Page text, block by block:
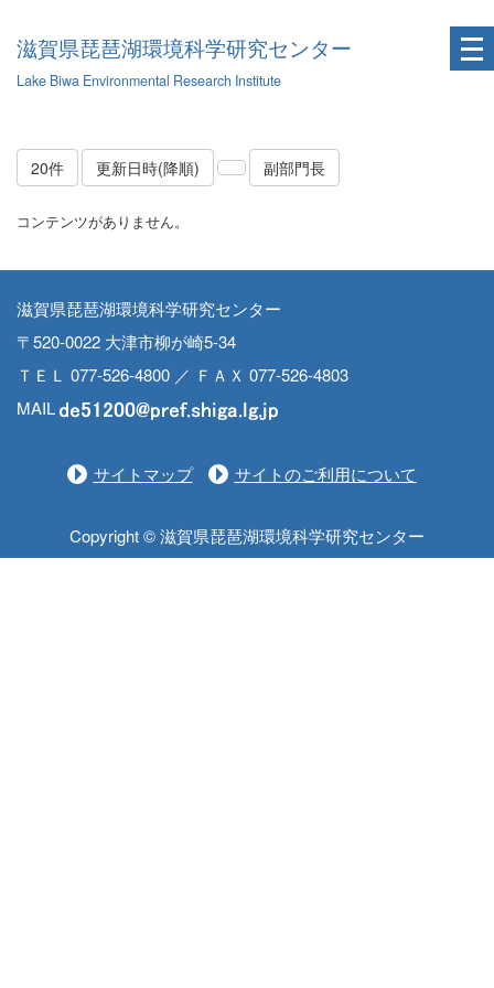
滋賀県琵琶湖環境科学研究センター
Lake Biwa Environmental Research Institute
20件 更新日時(降順) 副部門長
コンテンツがありません。
滋賀県琵琶湖環境科学研究センター
〒520-0022 大津市柳が崎5-34
ＴＥＬ 077-526-4800 ／ ＦＡＸ 077-526-4803
MAIL
サイトマップ サイトのご利用について
Copyright © 滋賀県琵琶湖環境科学研究センター